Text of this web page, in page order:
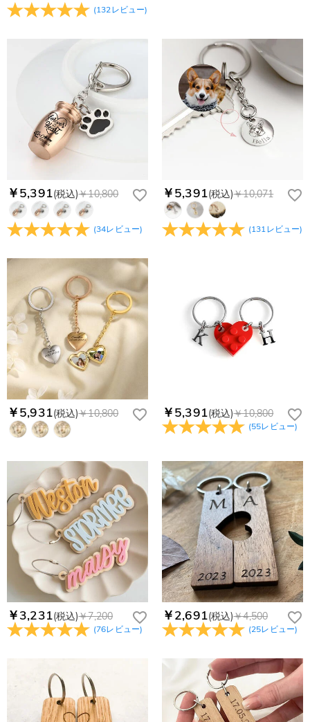
(132レビュー)
￥5,391(税込)￥10,800
(34レビュー)
￥5,391(税込)￥10,071
(131レビュー)
￥5,931(税込)￥10,800 ￥5,391(税込)￥10,800
(55レビュー)
￥3,231(税込)￥7,200
(76レビュー)
￥2,691(税込)￥4,500
(25レビュー)